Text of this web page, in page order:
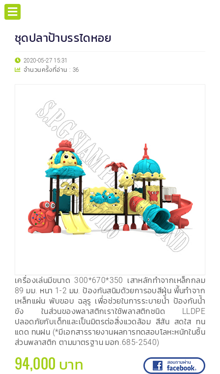
ชุดปลาป้าบรรไดหอย
2020-05-27 15:31
จำนวนครั้งที่อ่าน : 36
เครื่องเล่นมีขนาด 300*670*350 เสาหลักทำจากเหล็กกลม
89 มม. หนา 1-2 มม. ป้องกันสนิมด้วยการอบสีฝุ่น พื้นทำจาก
เหล็กแผ่น พับขอบ ฉลุรู เพื่อช่วยในการระบายน้ำ ป้องกันน้ำ
ขัง ในส่วนของพลาสติกเราใช้พลาสติกชนิด LLDPE
ปลอดภัยกับเด็กและเป็นมิตรต่อสิ่งแวดล้อม สีสัน สดใส ทน
แดด ทนฝน (*มีเอกสารรายงานผลการทดสอบโลหะหนักในชิ้น
ส่วนพลาสติก ตามมาตรฐาน มอก.685-2540)
94,000 บาท